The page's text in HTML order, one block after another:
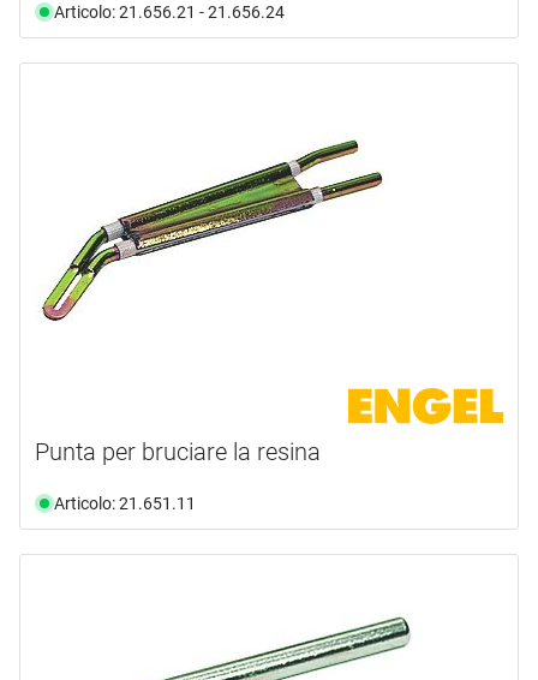
Articolo: 21.656.21 - 21.656.24
Punta per bruciare la resina
Articolo: 21.651.11